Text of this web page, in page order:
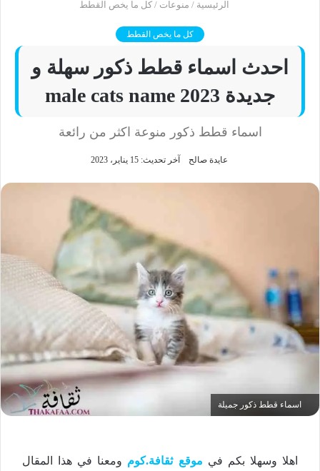
الرئيسية / منوعات / كل ما يخص القطط
كل ما يخص القطط
احدث اسماء قطط ذكور سهلة و
جديدة 2023 male cats name
اسماء قطط ذكور منوعة اكثر من رائعة
عايدة صالح آخر تحديث: 15 يناير، 2023
اسماء قطط ذكور جميلة
اهلا وسهلا بكم في موقع ثقافة.كوم ومعنا في هذا المقال